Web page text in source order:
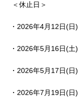
セキュリティ
困った時は
＜休止日＞
・2026年4月12日(
・2026年5月16日(土)
・2026年5月17日(日)
・2026年7月19日(日)